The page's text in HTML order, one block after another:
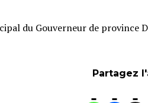
du Gouverneur de
Partagez